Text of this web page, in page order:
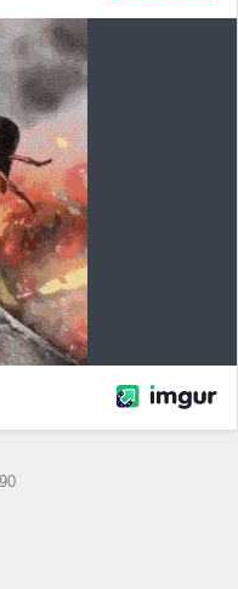
E5甲はウイニングランって聞
レと一致ｗｗｗ
退 繁殖入りへ